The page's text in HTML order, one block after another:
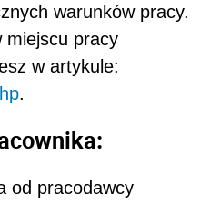
warunków pracy.
miejscu pracy
w artykule:
.
od pracodawcy